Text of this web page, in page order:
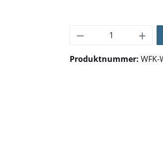
Produkt
Produktnummer: